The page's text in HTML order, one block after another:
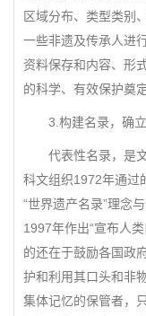
区域分布、类型类别
一些非遗及传承人进
资料保存和内容、形
的科学、有效保护奠
3.构建名录，确立
代表性名录，是文
科文组织1972年通过
“世界遗产名录”理念
1997年作出“宣布人
的还在于鼓励各国政
护和利用其口头和非
集体记忆的保管者，